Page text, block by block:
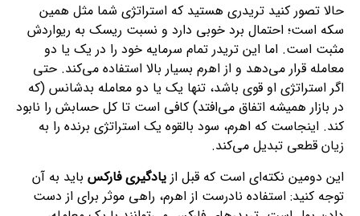
حالا تصور کنید تریدری هستید که استراتژی شما مثل همین
سکه است؛ احتمال برد خوبی دارد و نسبت ریسک به ریواردش
مثبت است. اما این تریدر تمام سرمایه خود را در یک یا دو
معامله قرار می‌دهد و از اهرم بسیار بالا استفاده می‌کند. حتی
اگر استراتژی او قوی باشد، تنها یک یا دو معامله بدشانس (که
در بازار همیشه اتفاق می‌افتد) کافی است تا کل حسابش را نابود
کند. اینجاست که اهرم، سود بالقوه یک استراتژی برنده را به
زیان قطعی تبدیل می‌کند.
این دومین نکته‌ای است که قبل از یادگیری فارکس باید به آن
توجه کنید: استفاده نادرست از اهرم، راهی موثر برای از دست